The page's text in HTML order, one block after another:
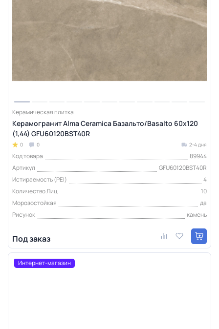
Керамическая плитка
Керамогранит Alma Ceramica Базальто/Basalto 60х120
(1,44) GFU60120BST40R
0 0 2-4 дня
Код товара
89944
Артикул
GFU60120BST40R
Истираемость (PEI)
4
Количество Лиц
10
Морозостойкая
да
Рисунок
камень
Под заказ
Интернет-магазин